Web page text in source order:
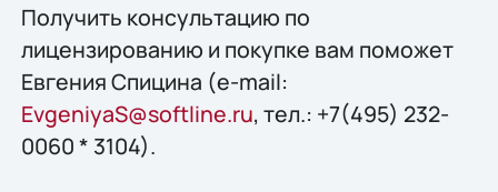
Получить конcультацию по
лицензированию и покупке вам поможет
Евгения Спицина (e-mail:
EvgeniyaS@softline.ru, тел.: +7(495) 232-
0060 * 3104).